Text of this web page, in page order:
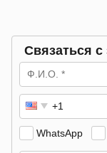
Связаться
WhatsApp